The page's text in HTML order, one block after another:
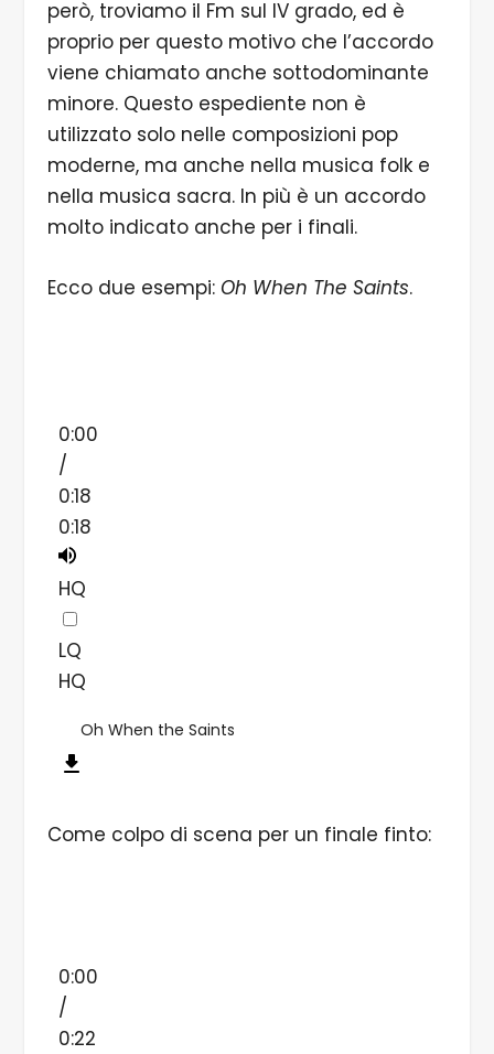
però, troviamo il Fm sul IV grado, ed è
proprio per questo motivo che l’accordo
viene chiamato anche sottodominante
minore. Questo espediente non è
utilizzato solo nelle composizioni pop
moderne, ma anche nella musica folk e
nella musica sacra. In più è un accordo
molto indicato anche per i finali.
Ecco due esempi: Oh When The Saints.
0:00
/
0:18
0:18
HQ
LQ
HQ
Oh When the Saints
Come colpo di scena per un finale finto:
0:00
/
0:22